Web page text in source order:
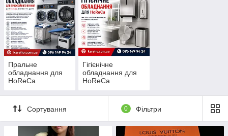
Пральне
обладнання для
HoReCa
Гігієнічне
обладнання для
HoReCa
Сортування 0 Фільтри